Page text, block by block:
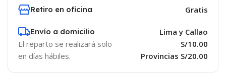
Retiro en oficina Gratis
Envío a domicilio
El reparto se realizará solo
en días hábiles.
Lima y Callao
S/10.00
Provincias S/20.00